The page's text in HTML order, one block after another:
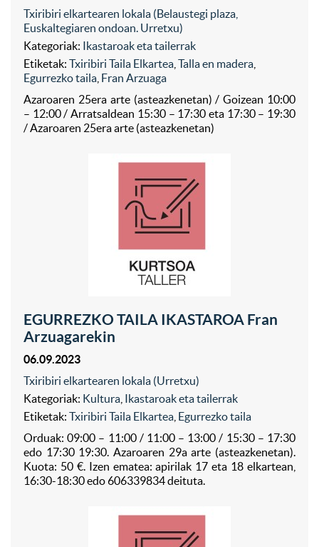
Txiribiri elkartearen lokala (Belaustegi plaza,
Euskaltegiaren ondoan. Urretxu)
Kategoriak: Ikastaroak eta tailerrak
Etiketak: Txiribiri Taila Elkartea Talla en madera
Egurrezko taila Fran Arzuaga
Azaroaren 25era arte (asteazkenetan) / Goizean 10:00
– 12:00 / Arratsaldean 15:30 – 17:30 eta 17:30 – 19:30
/ Azaroaren 25era arte (asteazkenetan)
EGURREZKO TAILA IKASTAROA Fran
Arzuagarekin
06.09.2023
Txiribiri elkartearen lokala (Urretxu)
Kategoriak: Kultura Ikastaroak eta tailerrak
Etiketak: Txiribiri Taila Elkartea Egurrezko taila
Orduak: 09:00 – 11:00 / 11:00 – 13:00 / 15:30 – 17:30
edo 17:30 19:30. Azaroaren 29a arte (asteazkenetan).
Kuota: 50 €. Izen ematea: apirilak 17 eta 18 elkartean,
16:30-18:30 edo 606339834 deituta.